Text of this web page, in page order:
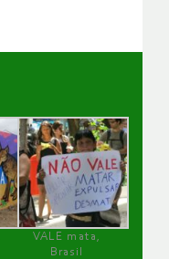
VALE mata,
Brasil